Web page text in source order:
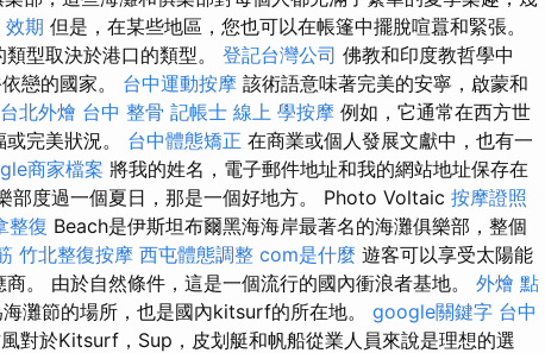
效期 但是，在某些地區，您也可以在帳篷中擺脫喧囂和緊張。
型取決於港口的類型。 登記台灣公司 佛教和印度教哲學中
戀的國家。 台中運動按摩 該術語意味著完美的安寧，啟蒙和
台北外燴 台中 整骨 記帳士 線上 學按摩 例如，它通常在西方世
完美狀況。 台中體態矯正 在商業或個人發展文獻中，也有一
商家檔案 將我的姓名，電子郵件地址和我的網站地址保存在
部度過一個夏日，那是一個好地方。 Photo Voltaic 按摩證照
整復 Beach是伊斯坦布爾黑海海岸最著名的海灘俱樂部，整個
竹北整復按摩 西屯體態調整 com是什麼 遊客可以享受太陽能
。 由於自然條件，這是一個流行的國內衝浪者基地。 外燴 點
灘節的場所，也是國內kitsurf的所在地。 google關鍵字 台中
對於Kitsurf，Sup，皮划艇和帆船從業人員來說是理想的選